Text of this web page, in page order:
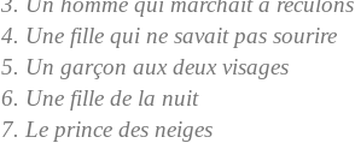
4. Une fille qui ne savait pas sourire
5. Un garçon aux deux visages
6. Une fille de la nuit
7. Le prince des neiges